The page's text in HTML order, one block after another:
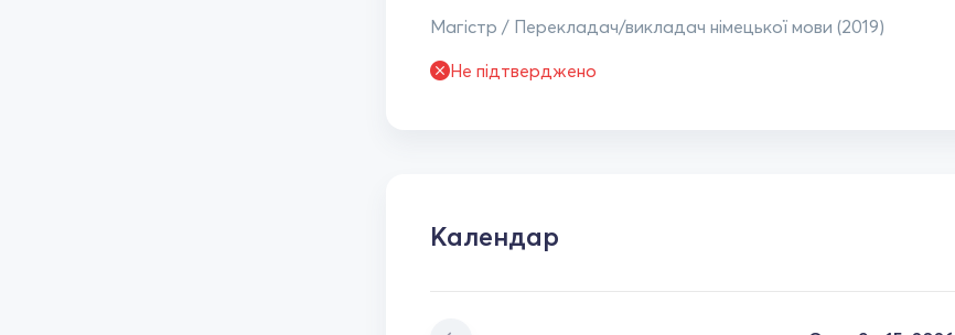
Магістр / Перекладач/викладач німецької мови (2019)
Не підтверджено
Календар